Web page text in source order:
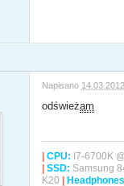
Napisano
odświeżam
| CPU: I7-6700K
| SSD: Samsung
K20 |